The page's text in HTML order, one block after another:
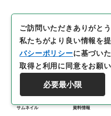
サムネイル 資料情報
ご訪問いただきありがと
私たちがより良い情報を
バシーポリシーに基づい
取得と利用に同意をお願い
必要最小限